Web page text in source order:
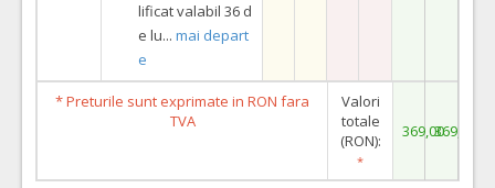
lificat valabil 36 d
e lu... mai depart
e
* Preturile sunt exprimate in RON fara
TVA
Valori
totale
(RON):
*
369,00369,00